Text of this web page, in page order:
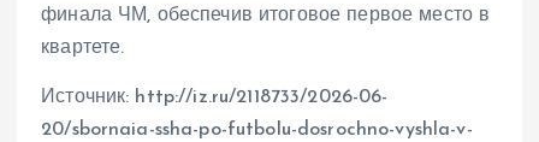
финала ЧМ, обеспечив итоговое первое место в
квартете.
Источник: http://iz.ru/2118733/2026-06-
20/sbornaia-ssha-po-futbolu-dosrochno-vyshla-v-